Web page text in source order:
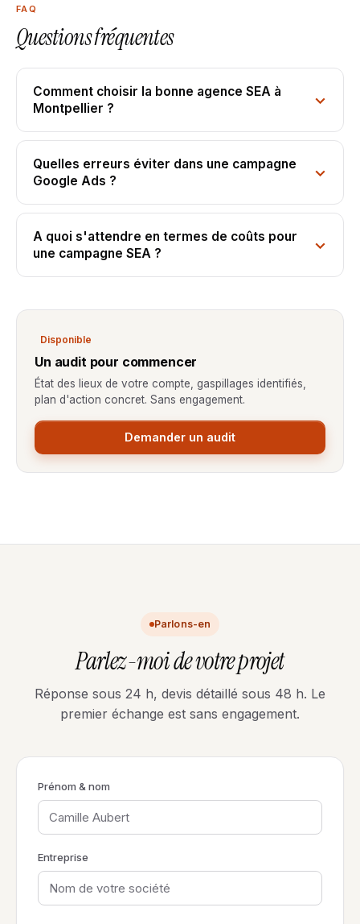
FAQ
Questions fréquentes
Comment choisir la bonne agence SEA à
Montpellier ?
Quelles erreurs éviter dans une campagne
Google Ads ?
A quoi s'attendre en termes de coûts pour
une campagne SEA ?
Disponible
Un audit pour commencer
État des lieux de votre compte, gaspillages identifiés,
plan d'action concret. Sans engagement.
Demander un audit
Parlons-en
Parlez-moi de votre projet
Réponse sous 24 h, devis détaillé sous 48 h. Le
premier échange est sans engagement.
Prénom & nom
Entreprise